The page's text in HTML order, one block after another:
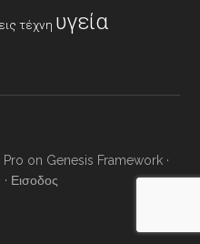
τέχνη υγεία
Pro on Genesis Framework·
· Εισοδος